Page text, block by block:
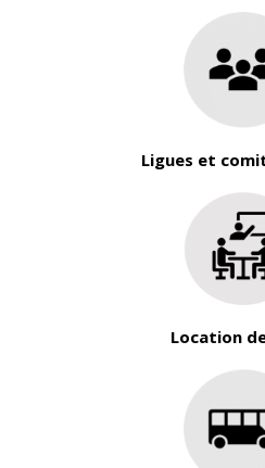
Ligues et
Location